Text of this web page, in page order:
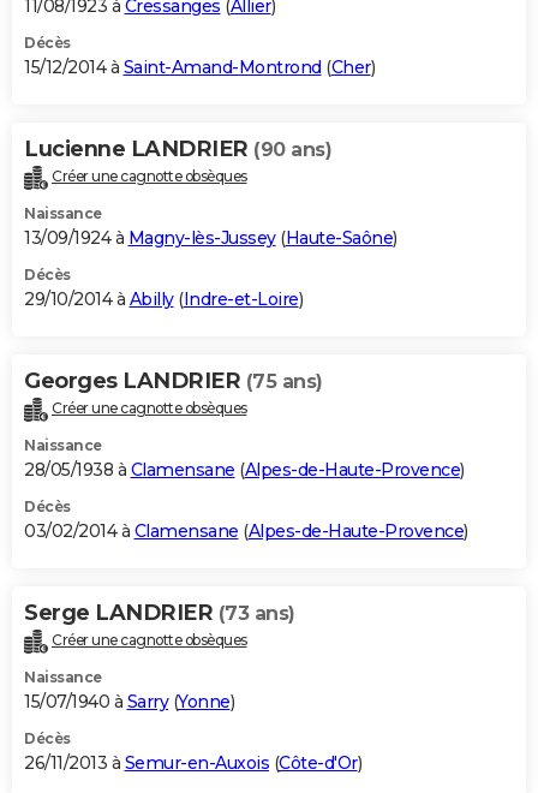
11/08/1923 à Cressanges (Allier)
Décès
15/12/2014 à Saint-Amand-Montrond (Cher)
Lucienne LANDRIER (90 ans)
Créer une cagnotte obsèques
Naissance
13/09/1924 à Magny-lès-Jussey(Haute-Saône)
Décès
29/10/2014 à Abilly(Indre-et-Loire)
Georges LANDRIER (75 ans)
Créer une cagnotte obsèques
Naissance
28/05/1938 à Clamensane (Alpes-de-Haute-Provence)
Décès
03/02/2014 à Clamensane (Alpes-de-Haute-Provence)
Serge LANDRIER (73 ans)
Créer une cagnotte obsèques
Naissance
15/07/1940 à Sarry(Yonne)
Décès
26/11/2013 à Semur-en-Auxois (Côte-d'Or)